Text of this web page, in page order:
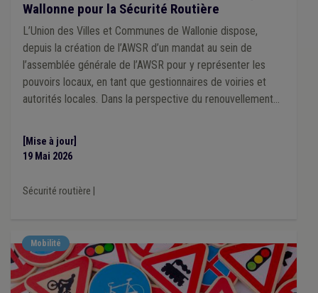
Wallonne pour la Sécurité Routière
L’Union des Villes et Communes de Wallonie dispose,
depuis la création de l’AWSR d’un mandat au sein de
l’assemblée générale de l’AWSR pour y représenter les
pouvoirs locaux, en tant que gestionnaires de voiries et
autorités locales. Dans la perspective du renouvellement
mandataires locaux concernés par les dynamiques de
sécurité routière.
[Mise à jour]
19 Mai 2026
Sécurité routière
Mobilité